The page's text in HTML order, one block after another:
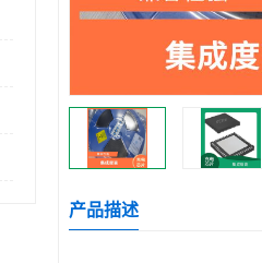
产品描述